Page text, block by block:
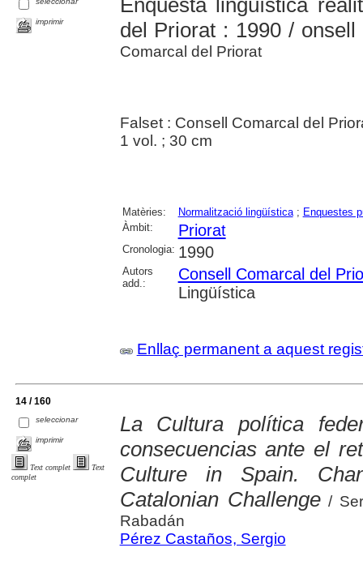
imprimir
Enquesta lingüística
del Priorat : 1990 /
Comarcal del Priorat
Falset : Consell Comarcal del
1 vol. ; 30 cm
Matèries: Normalització lingüística; Enquestes
Àmbit:
Priorat
Cronologia: 1990
Autors
add.:
Consell Comarcal del
Lingüística
Enllaç permanent a aquest
14 / 160
seleccionar
imprimir
Text complet
Text
complet
La Cultura política
consecuencias ante el
Culture in Spain.
Catalonian Challenge/
Rabadán
Pérez Castaños, Sergio